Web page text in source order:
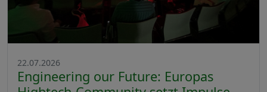
22.07.2026
Engineering our Future: Europas